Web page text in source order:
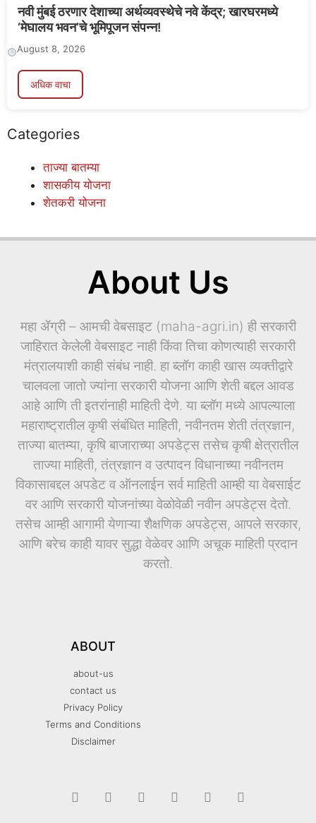
नवी मुंबई ठरणार देशाच्या अर्थव्यवस्थेचे नवे केंद्र; खारघरमध्ये
‘मेघालय भवन’चे भूमिपूजन संपन्न!
August 8, 2026
अधिक वाचा
Categories
ताज्या बातम्या
शासकीय योजना
शेतकरी योजना
About Us
महा ॲग्री – आमची वेबसाइट (maha-agri.in) ही सरकारी
जाहिरात केलेली वेबसाइट नाही किंवा तिचा कोणत्याही सरकारी
मंत्रालयाशी काही संबंध नाही. हा ब्लॉग काही खास व्यक्तीद्वारे
चालवला जातो ज्यांना सरकारी योजना आणि शेती बद्दल आवड
आहे आणि ती इतरांनाही माहिती देणे. या ब्लॉग मध्ये आपल्याला
महाराष्ट्रातील कृषी संबंधित माहिती, नवीनतम शेती तंत्रज्ञान,
ताज्या बातम्या, कृषि बाजाराच्या अपडेट्स तसेच कृषी क्षेत्रातील
ताज्या माहिती, तंत्रज्ञान व उत्पादन विधानाच्या नवीनतम
विकासाबद्दल अपडेट व ऑनलाईन सर्व माहिती आम्ही या वेबसाईट
वर आणि सरकारी योजनांच्या वेळोवेळी नवीन अपडेट्स देतो.
तसेच आम्ही आगामी येणाऱ्या शैक्षणिक अपडेट्स, आपले सरकार,
आणि बरेच काही यावर सुद्धा वेळेवर आणि अचूक माहिती प्रदान
करतो.
ABOUT
about-us
contact us
Privacy Policy
Terms and Conditions
Disclaimer